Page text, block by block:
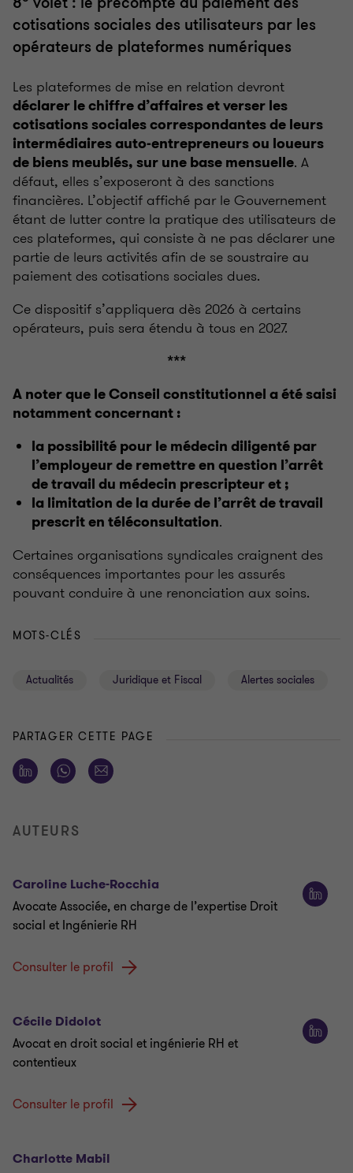
cotisations sociales des utilisateurs par les
opérateurs de plateformes numériques
Les plateformes de mise en relation devront
déclarer le chiffre d’affaires et verser les
cotisations sociales correspondantes de leurs
intermédiaires auto-entrepreneurs ou loueurs
de biens meublés, sur une base mensuelle. A
défaut, elles s’exposeront à des sanctions
financières. L’objectif affiché par le Gouvernement
étant de lutter contre la pratique des utilisateurs de
ces plateformes, qui consiste à ne pas déclarer une
partie de leurs activités afin de se soustraire au
paiement des cotisations sociales dues.
Ce dispositif s’appliquera dès 2026 à certains
opérateurs, puis sera étendu à tous en 2027.
***
A noter que le Conseil constitutionnel a été saisi
notamment concernant :
la possibilité pour le médecin diligenté par
l’employeur de remettre en question l’arrêt
de travail du médecin prescripteur et ;
la limitation de la durée de l’arrêt de travail
prescrit en téléconsultation.
Certaines organisations syndicales craignent des
conséquences importantes pour les assurés
pouvant conduire à une renonciation aux soins.
MOTS-CLÉS
Actualités Juridique et Fiscal Alertes sociales
PARTAGER CETTE PAGE
AUTEURS
Caroline Luche-Rocchia
Avocate Associée, en charge de l’expertise Droit
social et Ingénierie RH
Consulter le profil
Cécile Didolot
Avocat en droit social et ingénierie RH et
contentieux
Consulter le profil
Charlotte Mabil